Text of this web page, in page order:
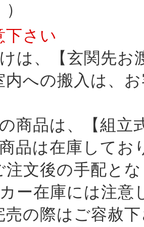
下さい
は、【玄関先お
内への搬入は、
商品は、【組立
品は在庫してお
注文後の手配と
ー在庫には注意
売の際はご容赦